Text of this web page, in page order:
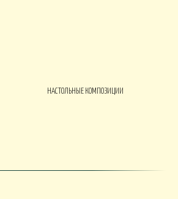
НАСТОЛЬНЫЕ КОМПОЗИЦИИ